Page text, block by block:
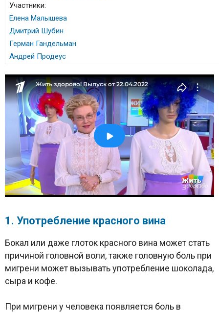
Участники:
Елена Малышева
Дмитрий Шубин
Герман Гандельман
Андрей Продеус
1. Употребление красного вина
Бокал или даже глоток красного вина может стать
причиной головной воли, также головную боль при
мигрени может вызывать употребление шоколада,
сыра и кофе.
При мигрени у человека появляется боль в